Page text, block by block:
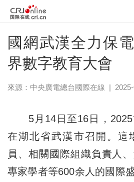
國網武漢全力保
界數字教育大會
來源：中央廣電總台國際在線 |
5月14日至16日，2025
在湖北省武漢市召開。這
員、相關國際組織負責人
專家學者等600余人的國際